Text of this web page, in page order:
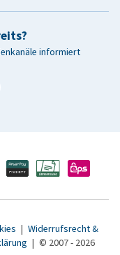
informiert
| Widerrufsrecht &
| © 2007 - 2026